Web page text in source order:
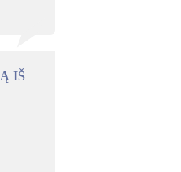
IŠ